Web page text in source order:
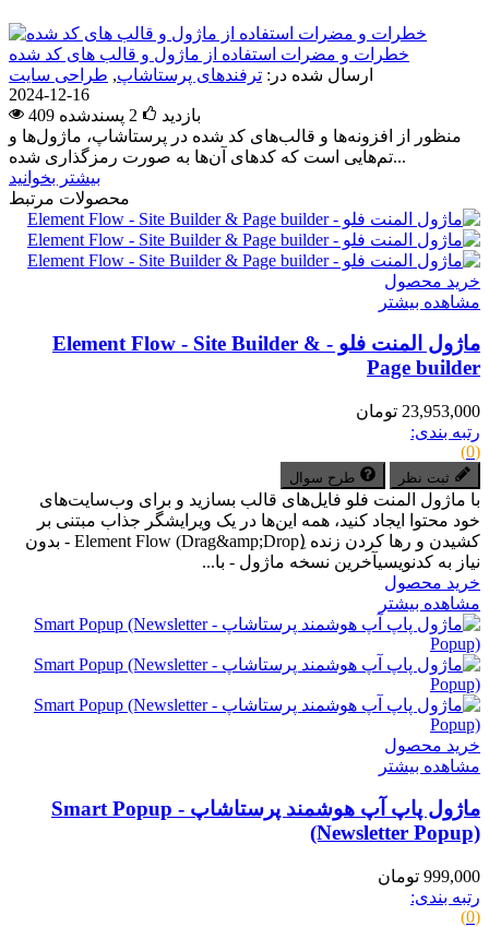
خطرات و مضرات استفاده از ماژول و قالب های کد شده
ارسال شده در: ترفندهای پرستاشاپ, طراحی سایت
2024-12-16
409 بازدید
2 پسندشده
منظور از افزونه‌ها و قالب‌های کد شده در پرستاشاپ، ماژول‌ها و
تم‌هایی است که کدهای آن‌ها به صورت رمزگذاری شده...
بیشتر بخوانید
محصولات مرتبط
خرید محصول
مشاهده بیشتر
ماژول المنت فلو - Element Flow - Site Builder &
Page builder
23,953,000 تومان
رتبه بندی:
(0)
ثبت نظر طرح سوال
با ماژول المنت فلو فایل‌های قالب بسازید و برای وب‌سایت‌های
خود محتوا ایجاد کنید، همه این‌ها در یک ویرایشگر جذاب مبتنی بر
کشیدن و رها کردن زنده (ِDrag&amp;Drop) Element Flow - بدون
نیاز به کدنویسیآخرین نسخه ماژول - با...
خرید محصول
مشاهده بیشتر
خرید محصول
مشاهده بیشتر
ماژول پاپ آپ هوشمند پرستاشاپ - Smart Popup
(Newsletter Popup)
999,000 تومان
رتبه بندی:
(0)